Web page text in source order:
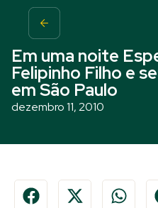
Em uma noite
Felipinho Filho e
em São Paulo
dezembro 11, 2010